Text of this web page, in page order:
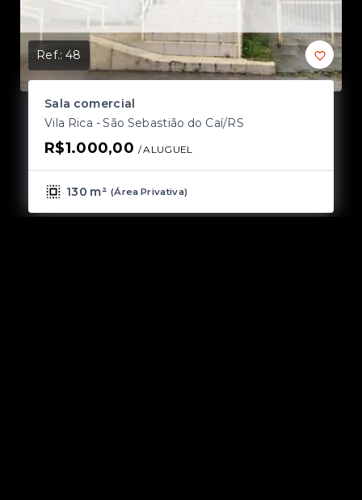
Ref.:48
Sala comercial
Vila Rica - São Sebastião do Caí/RS
R$1.000,00 / ALUGUEL
130 m² (Área Privativa)